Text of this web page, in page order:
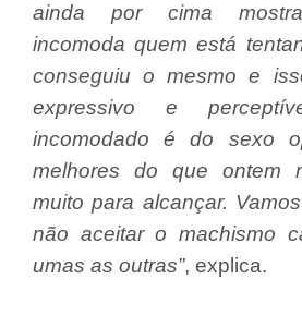
ainda por cima mostra
incomoda quem está
conseguiu o mesmo e
expressivo e
incomodado é do sexo
melhores do que ontem
muito para alcançar.
não aceitar o machismo
umas as outras”, explica.